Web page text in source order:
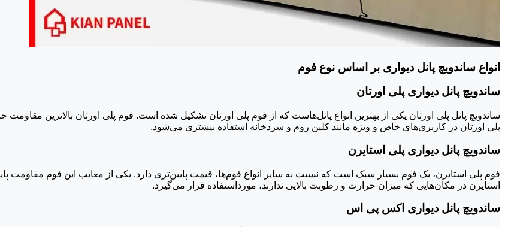
انواع ساندویچ پانل دیواری بر اساس نوع فوم
ساندویچ پانل دیواری پلی اورتان
ساندویچ پانل پلی اورتان یکی از بهترین انواع پانل‌هاست که از فوم پلی اورتان تشکیل شده است. فوم پلی اورتان بالاترین
پلی اورتان در کاربری‌های خاص و ویژه مانند کلین روم و سردخانه استفاده بیشتری می‌شود.
ساندویچ پانل دیواری پلی استایرن
فوم پلی استایرن، یک فوم بسیار سبک است که نسبت به سایر انواع فوم‌ها، قیمت پایین‌تری دارد. یکی از معایب این فوم مقاومت
استایرن در مکان‌هایی که میزان حرارت و رطوبت بالایی ندارند، مورداستفاده قرار می‌گیرد.
ساندویچ پانل دیواری اکس پی اس